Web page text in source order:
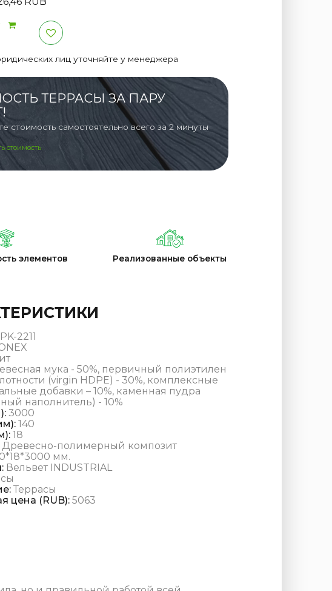
лиц уточняйте у менеджера
ТЕРРАСЫ ЗА ПАРУ
стоимость самостоятельно всего за 2 минуты
стоимость
элементов Реализованные объекты
2211
мука - 50%, первичный полиэтилен
(virgin HDPE) - 30%, комплексные
добавки – 10%, каменная пудра
наполнитель) - 10%
3000
140
18
Древесно-полимерный композит
мм.
Вельвет INDUSTRIAL
Террасы
цена (RUB): 5063